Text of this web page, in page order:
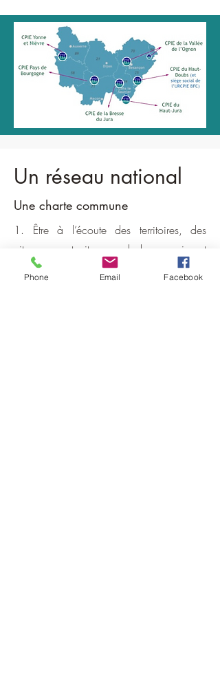
Un réseau national
Une charte commune
1. Être à l’écoute des territoires, des
citoyennes et citoyens, de leurs envies et
de leurs besoins : les habitantes et
Phone Email Facebook